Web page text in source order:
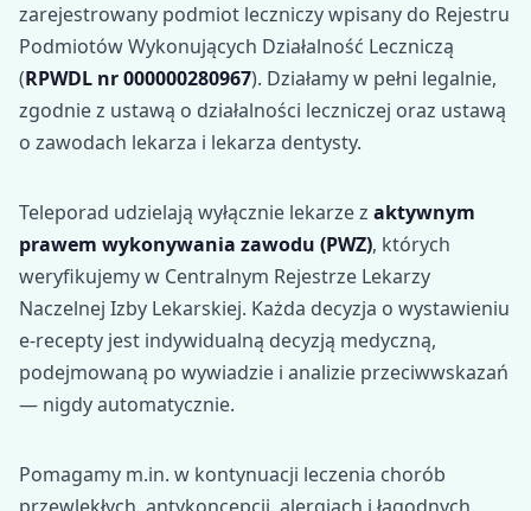
zarejestrowany podmiot leczniczy wpisany do Rejestru
Podmiotów Wykonujących Działalność Leczniczą
(RPWDL nr 000000280967). Działamy w pełni legalnie,
zgodnie z ustawą o działalności leczniczej oraz ustawą
o zawodach lekarza i lekarza dentysty.
Teleporad udzielają wyłącznie lekarze z aktywnym
prawem wykonywania zawodu (PWZ), których
weryfikujemy w Centralnym Rejestrze Lekarzy
Naczelnej Izby Lekarskiej. Każda decyzja o wystawieniu
e-recepty jest indywidualną decyzją medyczną,
podejmowaną po wywiadzie i analizie przeciwwskazań
— nigdy automatycznie.
Pomagamy m.in. w kontynuacji leczenia chorób